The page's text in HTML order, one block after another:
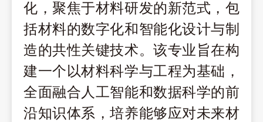
化，聚焦于材料研发的新范式，包
括材料的数字化和智能化设计与制
造的共性关键技术。该专业旨在构
建一个以材料科学与工程为基础，
全面融合人工智能和数据科学的前
沿知识体系，培养能够应对未来材